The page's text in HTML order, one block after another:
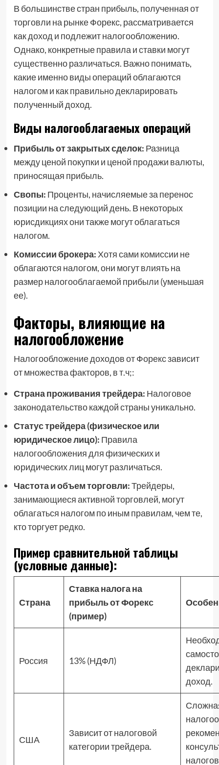
В большинстве стран прибыль, полученная от
торговли на рынке Форекс, рассматривается
как доход и подлежит налогообложению.
Однако, конкретные правила и ставки могут
существенно различаться. Важно понимать,
какие именно виды операций облагаются
налогом и как правильно декларировать
полученный доход.
Виды налогооблагаемых операций
Прибыль от закрытых сделок: Разница
между ценой покупки и ценой продажи валюты,
приносящая прибыль.
Свопы: Проценты, начисляемые за перенос
позиции на следующий день. В некоторых
юрисдикциях они также могут облагаться
налогом.
Комиссии брокера: Хотя сами комиссии не
облагаются налогом, они могут влиять на
размер налогооблагаемой прибыли (уменьшая
ее).
Факторы, влияющие на
налогообложение
Налогообложение доходов от Форекс зависит
от множества факторов, в т.ч;:
Страна проживания трейдера: Налоговое
законодательство каждой страны уникально.
Статус трейдера (физическое или
юридическое лицо): Правила
налогообложения для физических и
юридических лиц могут различаться.
Частота и объем торговли:Трейдеры,
занимающиеся активной торговлей, могут
облагаться налогом по иным правилам, чем те,
кто торгует редко.
Пример сравнительной таблицы
(условные данные):
Страна
Ставка налога на
прибыль от Форекс
(пример)
Россия 13% (НДФЛ)
доход.
США
Зависит от налоговой
категории трейдера.